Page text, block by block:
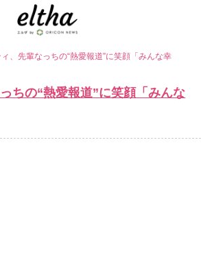
ィ、先輩なっちの“熱愛報道”に笑顔「みんな幸
ちの“熱愛報道”に笑顔「みんな